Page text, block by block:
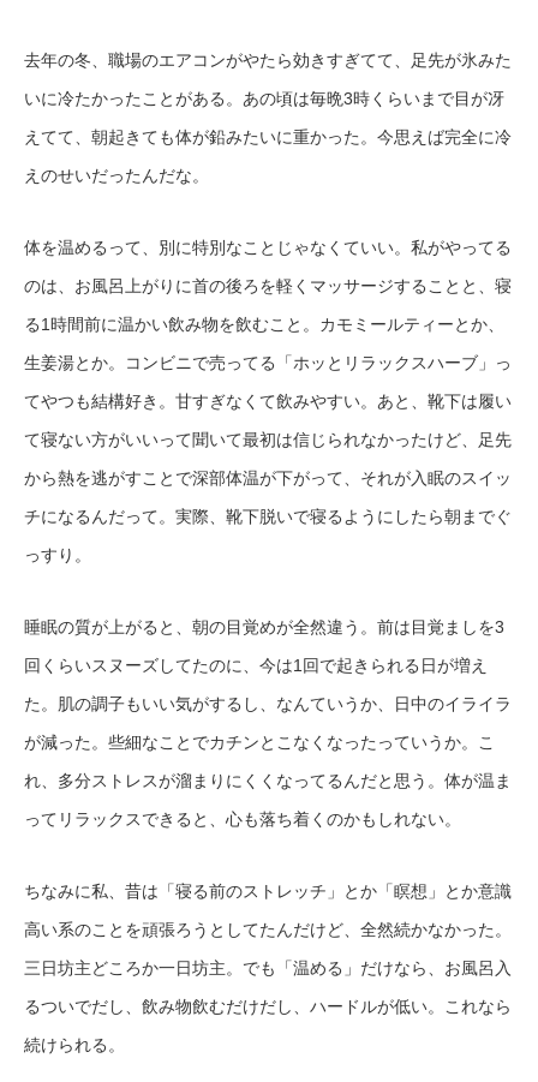
去年の冬、職場のエアコンがやたら効きすぎてて、足先が氷みた
いに冷たかったことがある。あの頃は毎晩3時くらいまで目が冴
えてて、朝起きても体が鉛みたいに重かった。今思えば完全に冷
えのせいだったんだな。
体を温めるって、別に特別なことじゃなくていい。私がやってる
のは、お風呂上がりに首の後ろを軽くマッサージすることと、寝
る1時間前に温かい飲み物を飲むこと。カモミールティーとか、
生姜湯とか。コンビニで売ってる「ホッとリラックスハーブ」っ
てやつも結構好き。甘すぎなくて飲みやすい。あと、靴下は履い
て寝ない方がいいって聞いて最初は信じられなかったけど、足先
から熱を逃がすことで深部体温が下がって、それが入眠のスイッ
チになるんだって。実際、靴下脱いで寝るようにしたら朝までぐ
っすり。
睡眠の質が上がると、朝の目覚めが全然違う。前は目覚ましを3
回くらいスヌーズしてたのに、今は1回で起きられる日が増え
た。肌の調子もいい気がするし、なんていうか、日中のイライラ
が減った。些細なことでカチンとこなくなったっていうか。こ
れ、多分ストレスが溜まりにくくなってるんだと思う。体が温ま
ってリラックスできると、心も落ち着くのかもしれない。
ちなみに私、昔は「寝る前のストレッチ」とか「瞑想」とか意識
高い系のことを頑張ろうとしてたんだけど、全然続かなかった。
三日坊主どころか一日坊主。でも「温める」だけなら、お風呂入
るついでだし、飲み物飲むだけだし、ハードルが低い。これなら
続けられる。